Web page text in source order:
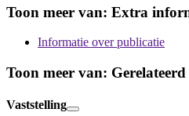
Toon meer van: Extra
Informatie over publicatie
Toon meer van: Gerelateerd
Vaststelling